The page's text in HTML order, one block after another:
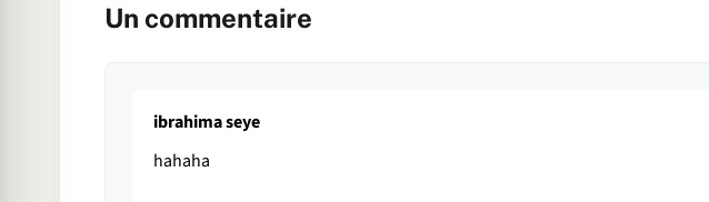
Un commentaire
ibrahima seye
hahaha